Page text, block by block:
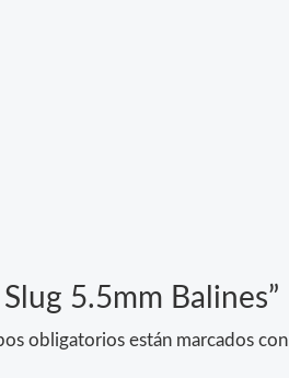
5.5mm Balines”
obligatorios están marcados con